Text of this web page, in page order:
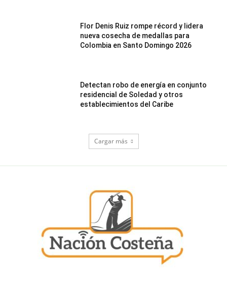
Flor Denis Ruiz rompe récord y lidera
nueva cosecha de medallas para
Colombia en Santo Domingo 2026
Detectan robo de energía en conjunto
residencial de Soledad y otros
establecimientos del Caribe
Cargar más